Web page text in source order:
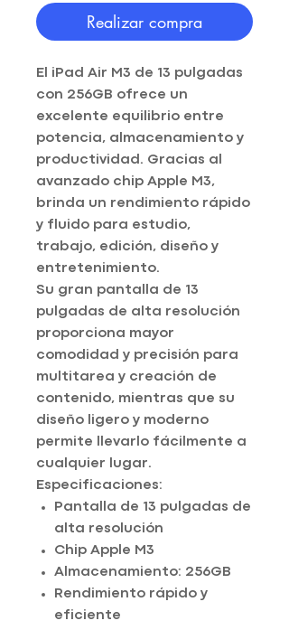
Realizar compra
El iPad Air M3 de 13 pulgadas
con 256GB ofrece un
excelente equilibrio entre
potencia, almacenamiento y
productividad. Gracias al
avanzado chip Apple M3,
brinda un rendimiento rápido
y fluido para estudio,
trabajo, edición, diseño y
entretenimiento.
Su gran pantalla de 13
pulgadas de alta resolución
proporciona mayor
comodidad y precisión para
multitarea y creación de
contenido, mientras que su
diseño ligero y moderno
permite llevarlo fácilmente a
cualquier lugar.
Especificaciones:
Pantalla de 13 pulgadas de
alta resolución
Chip Apple M3
Almacenamiento: 256GB
Rendimiento rápido y
eficiente